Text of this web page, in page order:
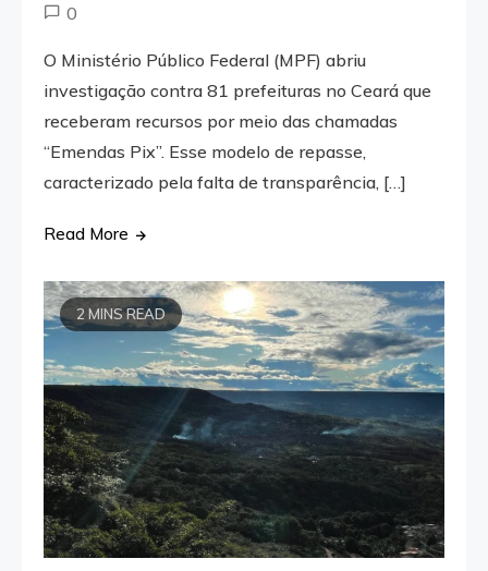
0
O Ministério Público Federal (MPF) abriu
investigação contra 81 prefeituras no Ceará que
receberam recursos por meio das chamadas
“Emendas Pix”. Esse modelo de repasse,
caracterizado pela falta de transparência, […]
Read More
2 MINS READ